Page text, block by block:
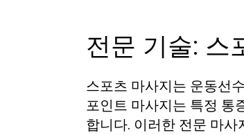
전문 기술: 스
스포츠 마사지는 운동선
포인트 마사지는 특정 통
합니다. 이러한 전문 마